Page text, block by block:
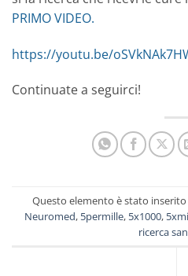
PRIMO VIDEO.
https://youtu.be/
Continuate a seguirci!
Questo elemento è stato inserito
Neuromed, 5permille, 5x1000,
ricerca